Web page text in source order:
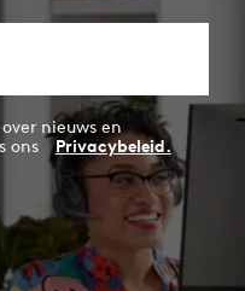
nieuws en
ons
Privacybeleid.